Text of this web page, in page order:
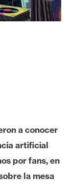
a conocer
artificial
por fans, en
la mesa